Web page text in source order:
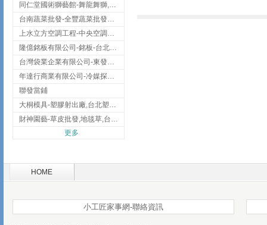
同仁堂國術獅藝館-舞龍舞獅,台中舞龍舞獅
台南蔬菜批發-全豐蔬菜批發專送/台南蔬菜箱宅配到府
上水立方空調工程-中央空調規劃,台北中央空調規劃
隆億銘板有限公司-銘板-台北銘板-板橋銘板
台灣袋業企業有限公司-東發企業社/台中太空袋/太空包
年達行商業有限公司-冷媒探漏儀,壓力錶組,真空泵浦,台北冷凍空調材料
聯發當鋪
大桐模具-塑膠射出廠,台北塑膠射出廠
財神園藝-草皮批發,地毯草,台北草,彰化地毯草,彰化台北草
更多
HOME
小工匠家事網-聯絡資訊